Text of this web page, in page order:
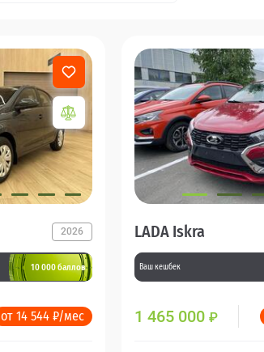
2026
10 000 баллов
от 14 544 ₽/мес
LADA Iskra
Ваш кешбек
1 465 000₽